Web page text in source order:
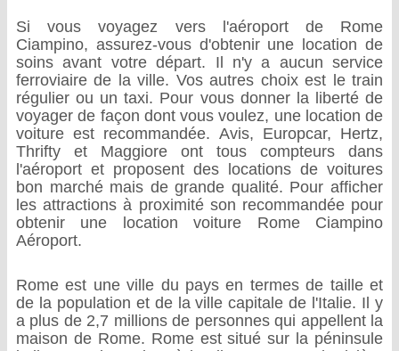
Si vous voyagez vers l'aéroport de Rome
Ciampino, assurez-vous d'obtenir une location de
soins avant votre départ. Il n'y a aucun service
ferroviaire de la ville. Vos autres choix est le train
régulier ou un taxi. Pour vous donner la liberté de
voyager de façon dont vous voulez, une location de
voiture est recommandée. Avis, Europcar, Hertz,
Thrifty et Maggiore ont tous compteurs dans
l'aéroport et proposent des locations de voitures
bon marché mais de grande qualité. Pour afficher
les attractions à proximité son recommandée pour
obtenir une location voiture Rome Ciampino
Aéroport.
Rome est une ville du pays en termes de taille et
de la population et de la ville capitale de l'Italie. Il y
a plus de 2,7 millions de personnes qui appellent la
maison de Rome. Rome est situé sur la péninsule